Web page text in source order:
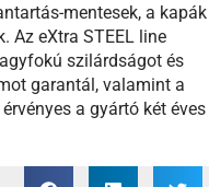
mentesek, a kapák
Az eXtra STEEL line
szilárdságot és
garantál, valamint a
a gyártó két éves